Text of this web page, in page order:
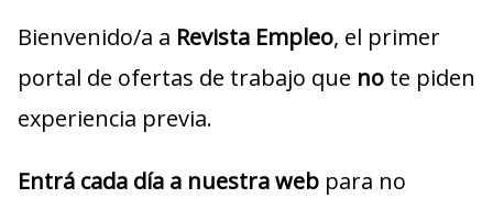
Bienvenido/a a Revista Empleo, el primer
portal de ofertas de trabajo que no te piden
experiencia previa.
Entrá cada día a nuestra web para no